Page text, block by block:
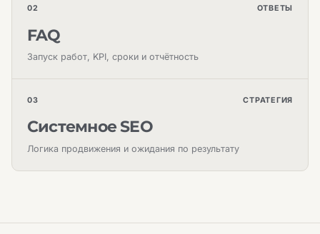
02 ОТВЕТЫ
FAQ
Запуск работ, KPI, сроки и отчётность
03 СТРАТЕГИЯ
Системное SEO
Логика продвижения и ожидания по результату